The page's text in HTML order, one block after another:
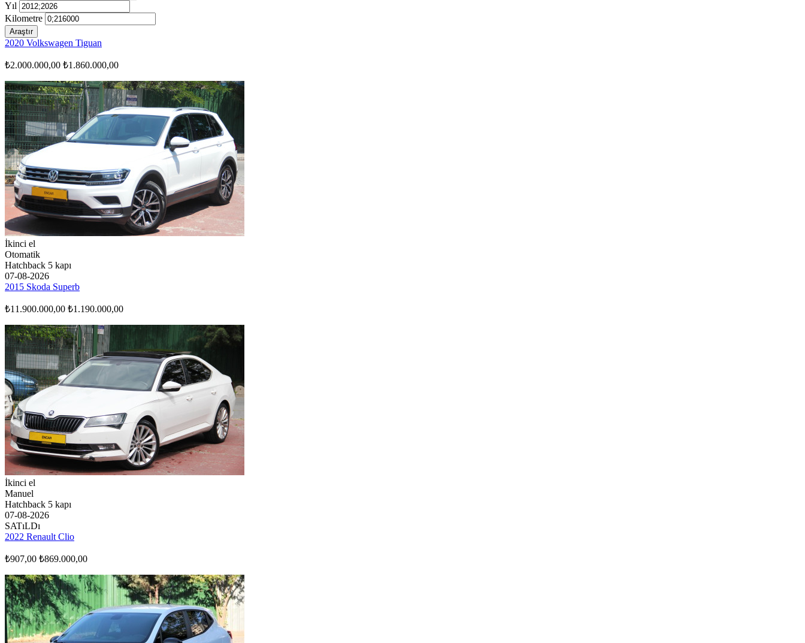
Yıl
Kilometre
Araştır
2020 Volkswagen Tiguan
₺2.000.000,00 ₺1.860.000,00
İkinci el
Otomatik
Hatchback 5 kapı
07-08-2026
2015 Skoda Superb
₺11.900.000,00 ₺1.190.000,00
İkinci el
Manuel
Hatchback 5 kapı
07-08-2026
SATıLDı
2022 Renault Clio
₺907,00 ₺869.000,00